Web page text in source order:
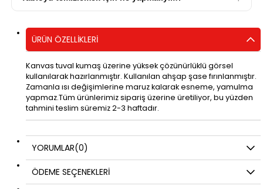
ÜRÜN ÖZELLIKLERI
Kanvas tuval kumaş üzerine yüksek çözünürlüklü görsel
kullanılarak hazırlanmıştır. Kullanılan ahşap şase fırınlanmıştır.
Zamanla ısı değişimlerine maruz kalarak esneme, yamulma
yapmaz.Tüm ürünlerimiz sipariş üzerine üretiliyor, bu yüzden
tahmini teslim süremiz 2-3 haftadır.
YORUMLAR(0)
ÖDEME SEÇENEKLERI